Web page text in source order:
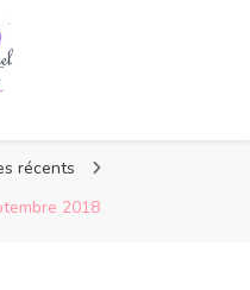
récents
2018